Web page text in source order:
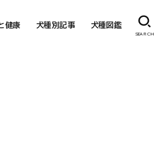
健康 犬種別記事 犬種図鑑
SEARCH